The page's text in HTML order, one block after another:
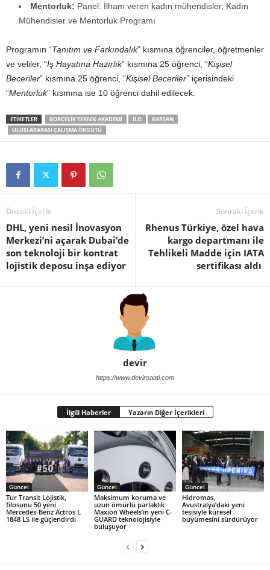
Mentorluk: Panel: İlham veren kadın mühendisler, Kadın
Mühendisler ve Mentorluk Programı
Programın “Tanıtım ve Farkındalık” kısmına öğrenciler, öğretmenler
ve veliler, “İş Hayatına Hazırlık” kısmına 25 öğrenci, “Kişisel
Beceriler” kısmına 25 öğrenci, “Kişisel Beceriler” içerisindeki
“Mentorluk” kısmına ise 10 öğrenci dahil edilecek.
ETIKETLER BORÇELIK TEKNIK AKADEMI ILO
KARSAN
ULUSLARARASI ÇALIŞMA ÖRGÜTÜ
Önceki İçerik
DHL, yeni nesil İnovasyon
Merkezi’ni açarak Dubai’de
son teknoloji bir kontrat
lojistik deposu inşa ediyor
Sonraki İçerik
Rhenus Türkiye, özel hava
kargo departmanı ile
Tehlikeli Madde için IATA
sertifikası aldı
devir
https://www.devirsaati.com
İlgili Haberler Yazarın Diğer İçerikleri
Güncel
Tur Transit Lojistik,
filosunu 50 yeni
Mercedes-Benz Actros L
1848 LS ile güçlendirdi
Güncel
Maksimum koruma ve
uzun ömürlü parlaklık
Maxion Wheels’ın yeni C-
GUARD teknolojisiyle
buluşuyor
Güncel
Hidromas,
Avustralya’daki yeni
tesisiyle küresel
büyümesini sürdürüyor